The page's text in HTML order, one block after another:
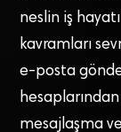
neslin iş
kavramları
e-posta
mesajlaşma